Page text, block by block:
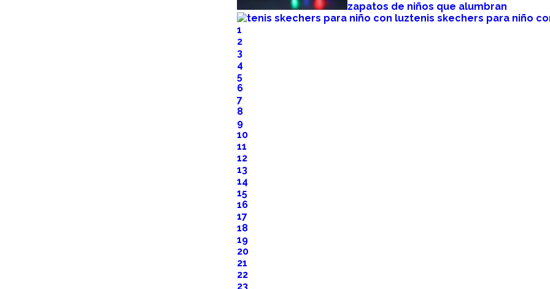
zapatos de niños que alumbran
tenis skechers para niño
1
2
3
4
5
6
7
8
9
10
11
12
13
14
15
16
17
18
19
20
21
22
23